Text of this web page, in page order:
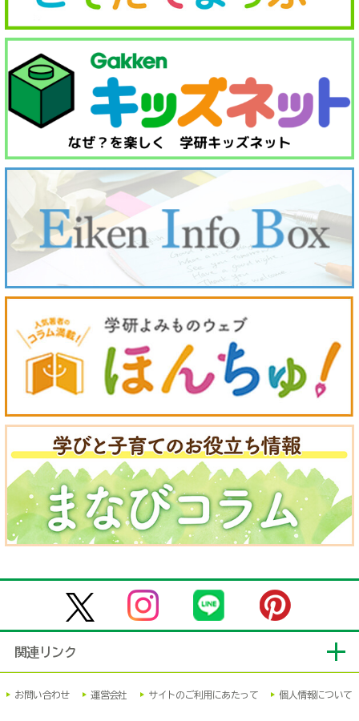
関連リンク
お問い合わせ 運営会社 サイトのご利用にあたって 個人情報について